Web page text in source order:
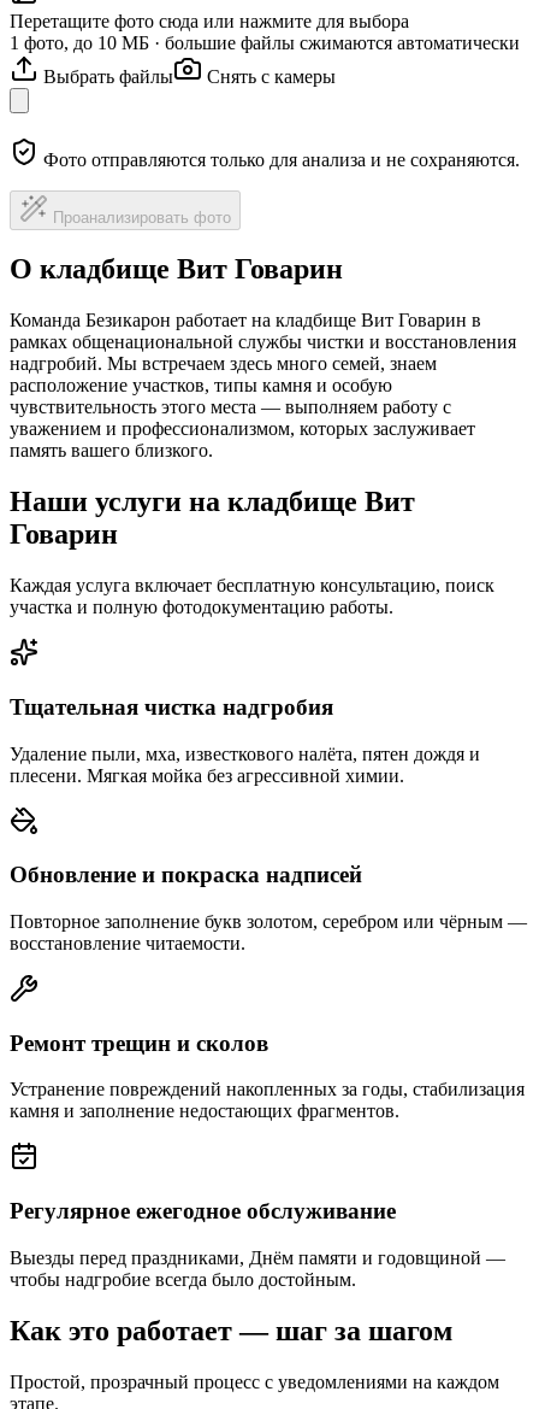
Перетащите фото сюда или нажмите для выбора
1 фото, до 10 МБ · большие файлы сжимаются автоматически
Выбрать файлы
Снять с камеры
Фото отправляются только для анализа и не сохраняются.
Проанализировать фото
О кладбище Вит Говарин
Команда Безикарон работает на кладбище Вит Говарин в
рамках общенациональной службы чистки и восстановления
надгробий. Мы встречаем здесь много семей, знаем
расположение участков, типы камня и особую
чувствительность этого места — выполняем работу с
уважением и профессионализмом, которых заслуживает
память вашего близкого.
Наши услуги на кладбище Вит
Говарин
Каждая услуга включает бесплатную консультацию, поиск
участка и полную фотодокументацию работы.
Тщательная чистка надгробия
Удаление пыли, мха, известкового налёта, пятен дождя и
плесени. Мягкая мойка без агрессивной химии.
Обновление и покраска надписей
Повторное заполнение букв золотом, серебром или чёрным —
восстановление читаемости.
Ремонт трещин и сколов
Устранение повреждений накопленных за годы, стабилизация
камня и заполнение недостающих фрагментов.
Регулярное ежегодное обслуживание
Выезды перед праздниками, Днём памяти и годовщиной —
чтобы надгробие всегда было достойным.
Как это работает — шаг за шагом
Простой, прозрачный процесс с уведомлениями на каждом
этапе.